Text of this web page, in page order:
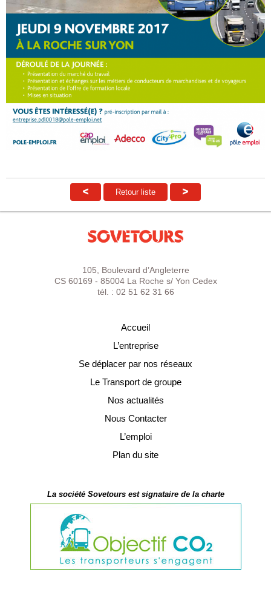
< Retour liste >
105, Boulevard d’Angleterre
CS 60169 - 85004 La Roche s/ Yon Cedex
tél. : 02 51 62 31 66
Accueil
L’entreprise
Se déplacer par nos réseaux
Le Transport de groupe
Nos actualités
Nous Contacter
L’emploi
Plan du site
La société Sovetours est signataire de la charte